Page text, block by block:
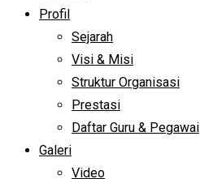
Profil
Sejarah
Visi & Misi
Struktur Organisasi
Prestasi
Daftar Guru & Pegawai
Galeri
Video